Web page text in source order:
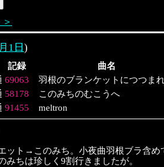
1日 )
記録 曲名
69063 羽根のブランケットにつつま
58178 このみちのむこうへ
91455 meltron
ット→このみち。小夜曲羽根ブラ含め
ちは珍しく9割行きましたが。